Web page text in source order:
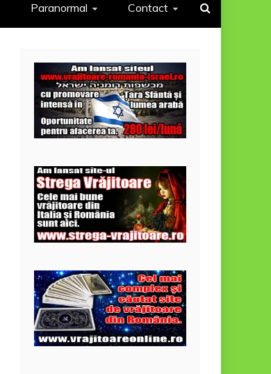
Paranormal Contact